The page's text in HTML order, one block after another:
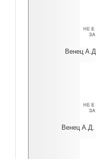
Венец
Венец